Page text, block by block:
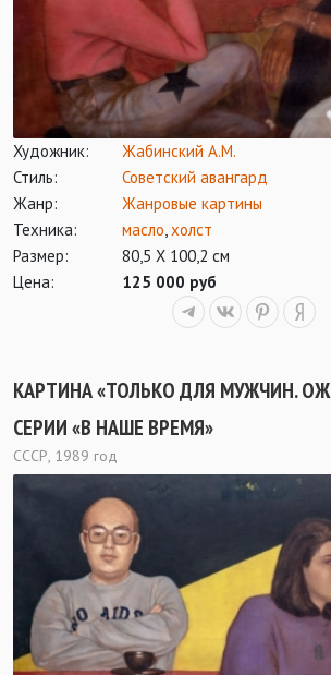
Художник:
Жабинский А.М.
Стиль:
Советский авангард
Жанр:
Жанровые картины
Техника:
масло,холст
Размер:
80,5 Х 100,2 см
Цена:
125 000 руб
КАРТИНА «ТОЛЬКО ДЛЯ МУЖЧИН.
СЕРИИ «В НАШЕ ВРЕМЯ»
СССР, 1989 год